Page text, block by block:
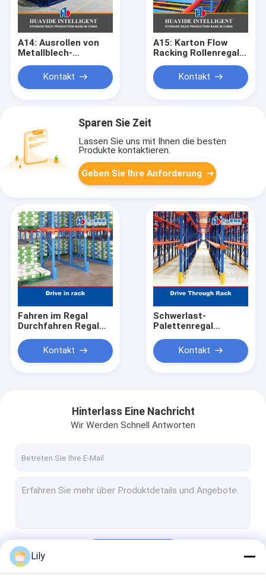
Produkte
A14: Ausrollen von
Metallblech-
Speicherregalen
Schwerlastschubladen
Metallkonstruktion
Schubladenregalen
Kontakt
A15: Karton Flow
Racking Rollenregal
Schwerkraft
Rollenregal
Rollenförderregalen
Kontakt
Sparen Sie Zeit
Lassen Sie uns mit Ihnen die besten
Produkte kontaktieren.
Geben Sie Ihre Anforderung
Fahren im Regal
Durchfahren Regal
Kontakt
Schwerlast-
Palettenregal
Kontakt
Hinterlass Eine Nachricht
Wir Werden Schnell Antworten
Lily